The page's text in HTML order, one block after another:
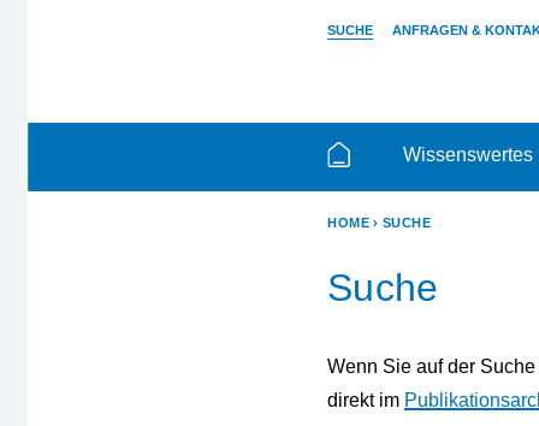
SUCHE ANFRAGEN &
Wissenswertes
HOME SUCHE
Suche
Wenn Sie auf der
direkt im